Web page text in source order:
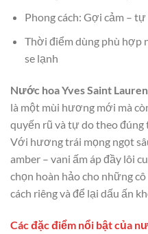
Phong cách: Gợi cảm –
Thời điểm dùng phù hợp
se lạnh
Nước hoa Yves Saint
là một mùi hương mới mà
quyến rũ và tự do theo đúng
Với hương trái mọng ngọt
amber – vani ấm áp đầy lôi
chọn hoàn hảo cho những
cách riêng và để lại dấu ấn
Các đặc điểm nổi bật của